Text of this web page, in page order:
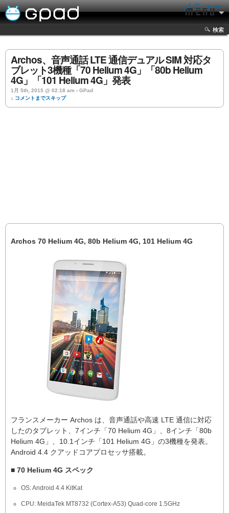
メニュー
検索
Archos、音声通話 LTE 通信デュアル SIM 対応タ
ブレット3機種「70 Helium 4G」「80b Helium
4G」「101 Helium 4G」発表
1月 5th, 2015 @ 02:18 am › GPad
↓ コメントまでスキップ
Archos 70 Helium 4G, 80b Helium 4G, 101 Helium 4G
フランスメーカー Archos は、音声通話や高速 LTE 通信に対応
したのタブレット、7インチ「70 Helium 4G」、8インチ「80b
Helium 4G」、10.1インチ「101 Helium 4G」の3機種を発表。
Android 4.4 クアッドコアプロセッサ搭載。
■ 70 Helium 4G スペック
OS: Android 4.4 KitKat
CPU: MeidaTek MT8732 (Cortex-A53) Quad-core 1.5GHz